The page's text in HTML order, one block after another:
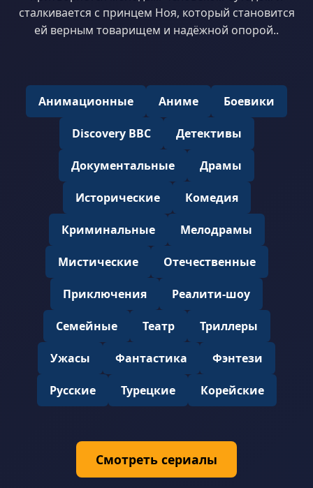
сталкивается с принцем Ноя, который становится
ей верным товарищем и надёжной опорой..
Анимационные Аниме Боевики
Discovery BBC Детективы
Документальные Драмы
Исторические Комедия
Криминальные Мелодрамы
Мистические Отечественные
Приключения Реалити-шоу
Семейные Театр Триллеры
Ужасы Фантастика Фэнтези
Русские Турецкие Корейские
Смотреть сериалы